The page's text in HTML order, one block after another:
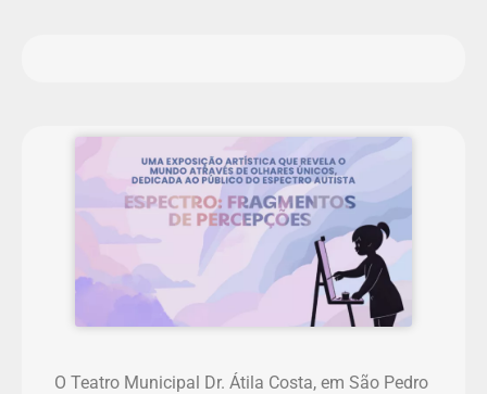
O Teatro Municipal Dr. Átila Costa, em São Pedro